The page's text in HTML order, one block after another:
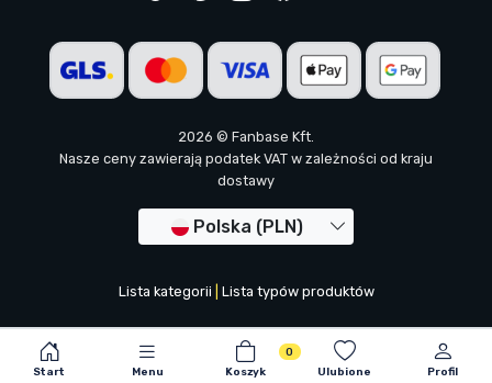
Start Menu Koszyk
0
Ulubione
Profil
2026 © Fanbase Kft.
Nasze ceny zawierają podatek VAT w zależności od kraju
dostawy
Polska (PLN)
Lista kategorii Lista typów produktów